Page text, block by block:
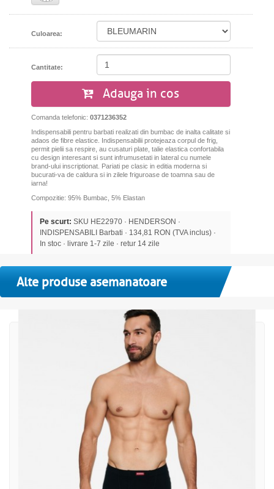
Culoarea:
Cantitate:
Adauga in cos
Comanda telefonic: 0371236352
Indispensabili pentru barbati realizati din bumbac de inalta calitate si
adaos de fibre elastice. Indispensabilii protejeaza corpul de frig,
permit pielii sa respire, au cusaturi plate, talie elastica confortabila
cu design interesant si sunt infrumusetati in lateral cu numele
brand-ului inscriptionat. Pariati pe clasic in editia moderna si
bucurati-va de caldura si in zilele friguroase de toamna sau de
iarna!
Compozitie: 95% Bumbac, 5% Elastan
Pe scurt: SKU HE22970 · HENDERSON ·
INDISPENSABILI Barbati · 134,81 RON (TVA inclus) ·
In stoc · livrare 1-7 zile · retur 14 zile
Alte produse asemanatoare